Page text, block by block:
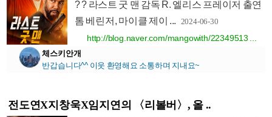
? ? 라스트 굿 맨 감독 R. 엘리스 프레이저 출연
톰 베린저, 마이클 제이 ...
2024-06-30
http://blog.naver.com/mangowith/22349513 ...
체스키안개
반갑습니다^^ 이웃 환영해요 소통하며 지내요~
전도연X지창욱X임지연의 〈리볼버〉, 올 ..